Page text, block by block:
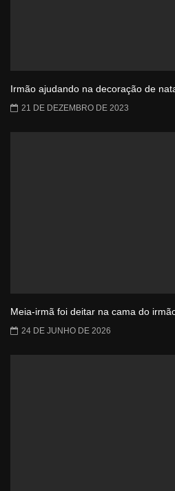
Irmão ajudando na decoração de
21 DE DEZEMBRO DE 2023
Meia-irmã foi deitar na cama do
24 DE JUNHO DE 2026